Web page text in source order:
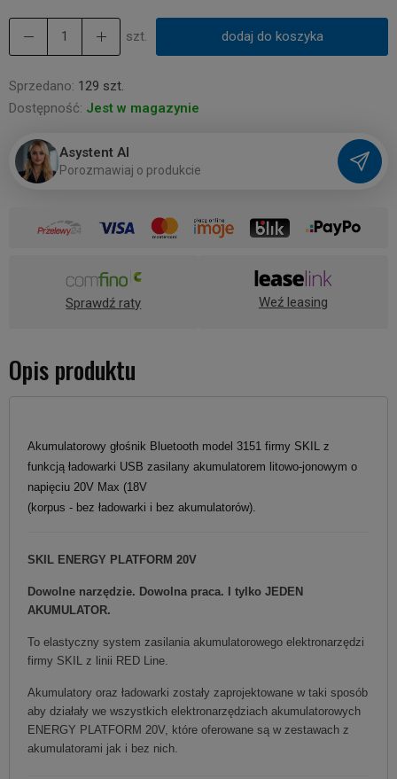
szt. dodaj do koszyka
Sprzedano: 129 szt.
Dostępność: Jest w magazynie
Asystent AI
Porozmawiaj o produkcie
Sprawdź raty Weź leasing
Opis produktu
Akumulatorowy głośnik Bluetooth model 3151 firmy SKIL z
funkcją ładowarki USB zasilany akumulatorem litowo-jonowym o
napięciu 20V Max (18V
(korpus - bez ładowarki i bez akumulatorów).
SKIL ENERGY PLATFORM 20V
Dowolne narzędzie. Dowolna praca. I tylko JEDEN
AKUMULATOR.
To elastyczny system zasilania akumulatorowego elektronarzędzi
firmy SKIL z linii RED Line.
Akumulatory oraz ładowarki zostały zaprojektowane w taki sposób
aby działały we wszystkich elektronarzędziach akumulatorowych
ENERGY PLATFORM 20V, które oferowane są w zestawach z
akumulatorami jak i bez nich.